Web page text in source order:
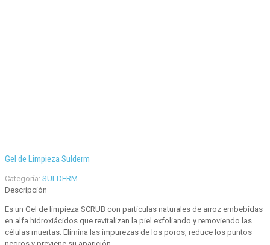
Gel de Limpieza Sulderm
Categoría: SULDERM
Descripción
Es un Gel de limpieza SCRUB con partículas naturales de arroz embebidas
en alfa hidroxiácidos que revitalizan la piel exfoliando y removiendo las
células muertas. Elimina las impurezas de los poros, reduce los puntos